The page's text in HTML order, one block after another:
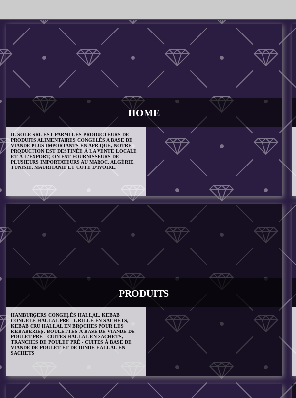
HOME
IL SOLE SRL EST PARMI LES PRODUCTEURS DE
PRODUITS ALIMENTAIRES CONGELÉS A BASE DE
VIANDE PLUS IMPORTANTS EN AFRIQUE, NOTRE
PRODUCTION EST DESTINÉE À LA VENTE LOCALE
ET À L'EXPORT, ON EST FOURNISSEURS DE
PLUSIEURS IMPORTATEURS AU MAROC, ALGÉRIE,
TUNISIE, MAURITANIE ET COTE D'IVOIRE.
PRODUITS
HAMBURGERS CONGELÉS HALLAL, KEBAB
CONGELÉ HALLAL PRÉ - GRILLÉ EN SACHETS,
KEBAB CRU HALLAL EN BROCHES POUR LES
KEBABERIES, BOULETTES À BASE DE VIANDE DE
POULET PRÉ - CUITES HALLAL EN SACHETS,
TRANCHES DE POULET PRÉ - CUITES À BASE DE
VIANDE DE POULET ET DE DINDE HALLAL EN
SACHETS